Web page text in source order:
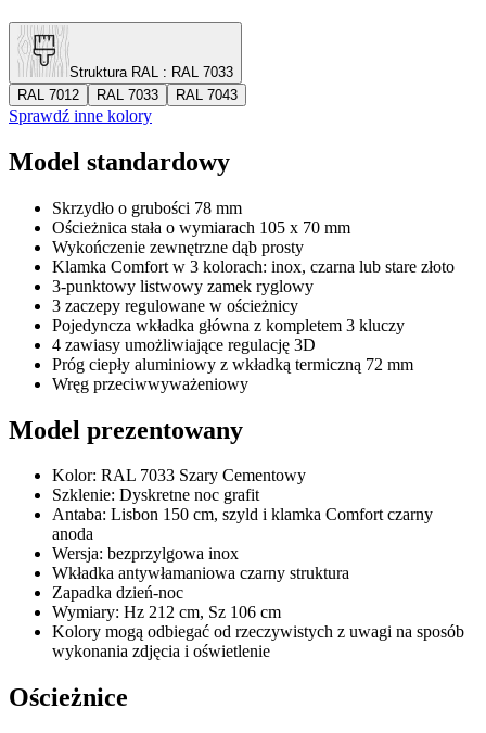
Struktura RAL : RAL 7033
RAL 7012
RAL 7033 RAL 7043
Sprawdź inne kolory
Model standardowy
Skrzydło o grubości 78 mm
Ościeżnica stała o wymiarach 105 x 70 mm
Wykończenie zewnętrzne dąb prosty
Klamka Comfort w 3 kolorach: inox, czarna lub stare złoto
3-punktowy listwowy zamek ryglowy
3 zaczepy regulowane w ościeżnicy
Pojedyncza wkładka główna z kompletem 3 kluczy
4 zawiasy umożliwiające regulację 3D
Próg ciepły aluminiowy z wkładką termiczną 72 mm
Wręg przeciwwyważeniowy
Model prezentowany
Kolor: RAL 7033 Szary Cementowy
Szklenie: Dyskretne noc grafit
Antaba: Lisbon 150 cm, szyld i klamka Comfort czarny
anoda
Wersja: bezprzylgowa inox
Wkładka antywłamaniowa czarny struktura
Zapadka dzień-noc
Wymiary: Hz 212 cm, Sz 106 cm
Kolory mogą odbiegać od rzeczywistych z uwagi na sposób
wykonania zdjęcia i oświetlenie
Ościeżnice